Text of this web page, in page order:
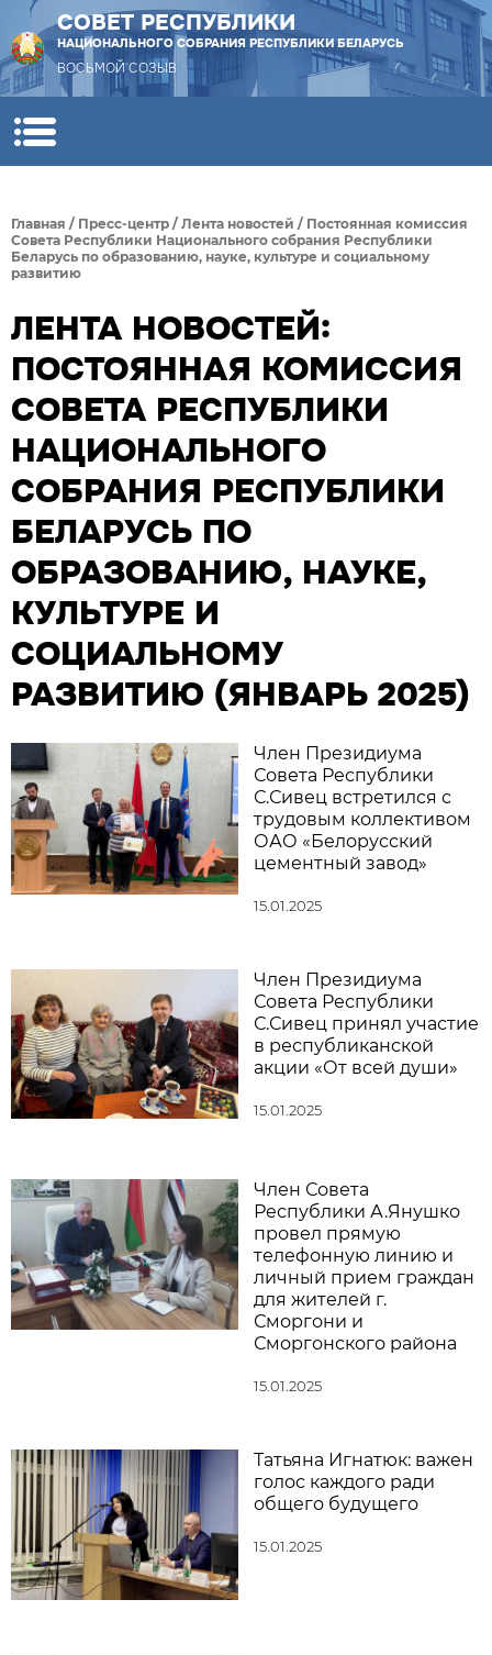
СОВЕТ РЕСПУБЛИКИ
НАЦИОНАЛЬНОГО СОБРАНИЯ РЕСПУБЛИКИ БЕЛАРУСЬ
ВОСЬМОЙ СОЗЫВ
Главная / Пресс-центр / Лента новостей / Постоянная комиссия
Совета Республики Национального собрания Республики
Беларусь по образованию, науке, культуре и социальному
развитию
ЛЕНТА НОВОСТЕЙ:
ПОСТОЯННАЯ КОМИССИЯ
СОВЕТА РЕСПУБЛИКИ
НАЦИОНАЛЬНОГО
СОБРАНИЯ РЕСПУБЛИКИ
БЕЛАРУСЬ ПО
ОБРАЗОВАНИЮ, НАУКЕ,
КУЛЬТУРЕ И
СОЦИАЛЬНОМУ
РАЗВИТИЮ (ЯНВАРЬ 2025)
Член Президиума
Совета Республики
С.Сивец встретился с
трудовым коллективом
ОАО «Белорусский
цементный завод»
15.01.2025
Член Президиума
Совета Республики
С.Сивец принял участие
в республиканской
акции «От всей души»
15.01.2025
Член Совета
Республики А.Янушко
провел прямую
телефонную линию и
личный прием граждан
для жителей г.
Сморгони и
Сморгонского района
15.01.2025
Татьяна Игнатюк: важен
голос каждого ради
общего будущего
15.01.2025